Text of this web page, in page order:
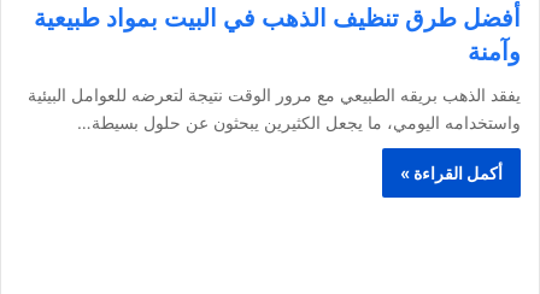
أفضل طرق تنظيف الذهب في البيت بمواد طبيعية
وآمنة
يفقد الذهب بريقه الطبيعي مع مرور الوقت نتيجة لتعرضه للعوامل البيئية
واستخدامه اليومي، ما يجعل الكثيرين يبحثون عن حلول بسيطة…
أكمل القراءة »